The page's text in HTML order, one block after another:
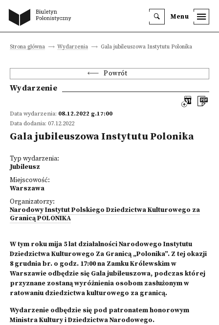
Menu
Strona główna Wydarzenia Gala jubileuszowa Instytutu Polonika
Powrót
Wydarzenie
Data wydarzenia: 08.12.2022 g.17:00
Data dodania: 07.12.2022
Gala jubileuszowa Instytutu Polonika
Typ wydarzenia:
Jubileusz
Miejscowość:
Warszawa
Organizatorzy:
Narodowy Instytut Polskiego Dziedzictwa Kulturowego za
Granicą POLONIKA
W tym roku mija 5 lat działalności Narodowego Instytutu
Dziedzictwa Kulturowego Za Granicą „Polonika”. Z tej okazji
8 grudnia br. o godz. 17:00 na Zamku Królewskim w
Warszawie odbędzie się Gala jubileuszowa, podczas której
przyznane zostaną wyróżnienia osobom zasłużonym w
ratowaniu dziedzictwa kulturowego za granicą.
Wydarzenie odbędzie się pod patronatem honorowym
Ministra Kultury i Dziedzictwa Narodowego.